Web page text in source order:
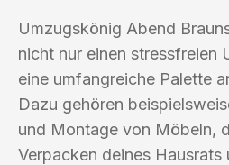
Umzugskönig Abend
nicht nur einen stressfreien
eine umfangreiche Palette
Dazu gehören
und Montage von Möbeln,
Verpacken deines Hausrats